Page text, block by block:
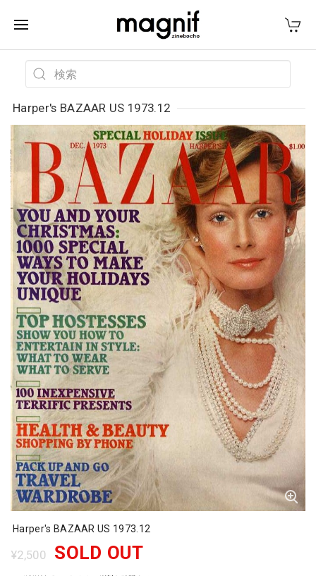
Harper's BAZAAR US 1973.12
Harper's BAZAAR US 1973.12
¥2,500 SOLD OUT